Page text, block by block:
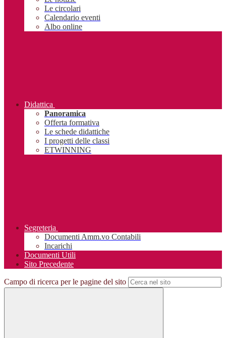
Le circolari
Calendario eventi
Albo online
Didattica
Panoramica
Offerta formativa
Le schede didattiche
I progetti delle classi
ETWINNING
Segreteria
Documenti Amm.vo Contabili
Incarichi
Documenti Utili
Sito Precedente
Campo di ricerca per le pagine del sito